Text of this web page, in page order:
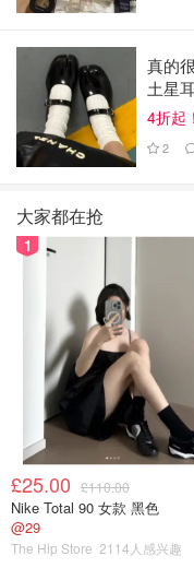
Benylin Dry Coughs（
有“胸腔共振”的咳嗽。
适应症：感觉喉
是什么都咳不出来
不良反应：嗜睡
副作用。
b)Benylin Chesty
真的
土星
4折起
2
大家都在抢
1
£25.00 £110.00
Nike Total 90 女款 黑色
@29
The Hip Store 2114人感兴趣